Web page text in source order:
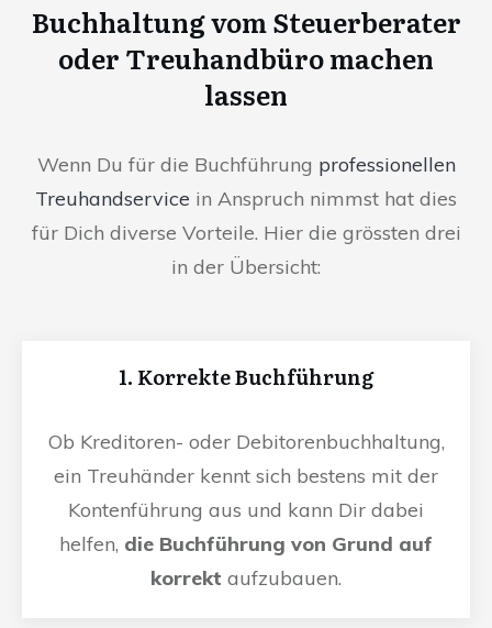
Buchhaltung vom Steuerberater
oder Treuhandbüro machen
lassen
Wenn Du für die Buchführung professionellen
Treuhandservice in Anspruch nimmst hat dies
für Dich diverse Vorteile. Hier die grössten drei
in der Übersicht:
1. Korrekte Buchführung
Ob Kreditoren- oder Debitorenbuchhaltung,
ein Treuhänder kennt sich bestens mit der
Kontenführung aus und kann Dir dabei
helfen, die Buchführung von Grund auf
korrekt aufzubauen.